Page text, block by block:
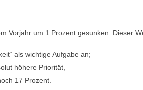
Vorjahr um 1 Prozent gesunken. Dieser
als wichtige Aufgabe an;
höhere Priorität,
17 Prozent.